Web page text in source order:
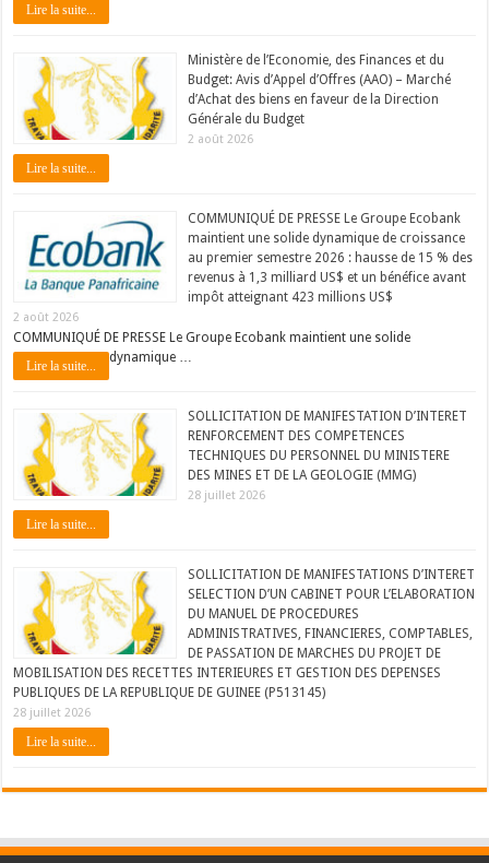
Lire la suite...
Ministère de l’Economie, des Finances et du
Budget: Avis d’Appel d’Offres (AAO) – Marché
d’Achat des biens en faveur de la Direction
Générale du Budget
2 août 2026
Lire la suite...
COMMUNIQUÉ DE PRESSE Le Groupe Ecobank
maintient une solide dynamique de croissance
au premier semestre 2026 : hausse de 15 % des
revenus à 1,3 milliard US$ et un bénéfice avant
impôt atteignant 423 millions US$
2 août 2026
COMMUNIQUÉ DE PRESSE Le Groupe Ecobank maintient une solide
dynamique …
Lire la suite...
SOLLICITATION DE MANIFESTATION D’INTERET
RENFORCEMENT DES COMPETENCES
TECHNIQUES DU PERSONNEL DU MINISTERE
DES MINES ET DE LA GEOLOGIE (MMG)
28 juillet 2026
Lire la suite...
SOLLICITATION DE MANIFESTATIONS D’INTERET
SELECTION D’UN CABINET POUR L’ELABORATION
DU MANUEL DE PROCEDURES
ADMINISTRATIVES, FINANCIERES, COMPTABLES,
DE PASSATION DE MARCHES DU PROJET DE
MOBILISATION DES RECETTES INTERIEURES ET GESTION DES DEPENSES
PUBLIQUES DE LA REPUBLIQUE DE GUINEE (P513145)
28 juillet 2026
Lire la suite...